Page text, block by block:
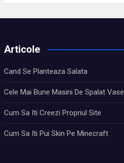
Articole
Cand Se Planteaza Salata
Cele Mai Bune Masini De Spalat Vase
Cum Sa Iti Creezi Propriul Site
Cum Sa Iti Pui Skin Pe Minecraft